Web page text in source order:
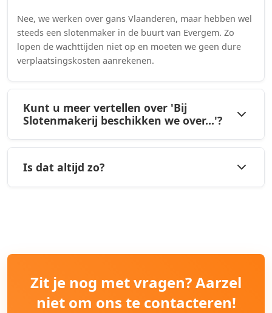
Nee, we werken over gans Vlaanderen, maar hebben wel
steeds een slotenmaker in de buurt van Evergem. Zo
lopen de wachttijden niet op en moeten we geen dure
verplaatsingskosten aanrekenen.
Kunt u meer vertellen over 'Bij
Slotenmakerij beschikken we over...'?
Is dat altijd zo?
Zit je nog met vragen? Aarzel
niet om ons te contacteren!